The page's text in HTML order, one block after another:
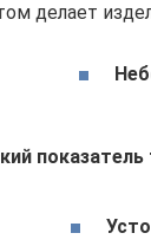
делает